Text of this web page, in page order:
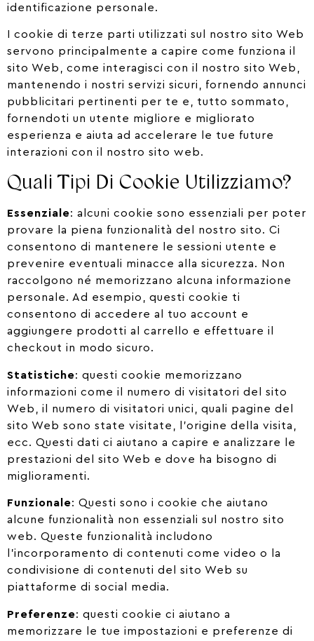
identificazione personale.
I cookie di terze parti utilizzati sul nostro sito Web
servono principalmente a capire come funziona il
sito Web, come interagisci con il nostro sito Web,
mantenendo i nostri servizi sicuri, fornendo annunci
pubblicitari pertinenti per te e, tutto sommato,
fornendoti un utente migliore e migliorato
esperienza e aiuta ad accelerare le tue future
interazioni con il nostro sito web.
Quali Tipi Di Cookie Utilizziamo?
Essenziale: alcuni cookie sono essenziali per poter
provare la piena funzionalità del nostro sito. Ci
consentono di mantenere le sessioni utente e
prevenire eventuali minacce alla sicurezza. Non
raccolgono né memorizzano alcuna informazione
personale. Ad esempio, questi cookie ti
consentono di accedere al tuo account e
aggiungere prodotti al carrello e effettuare il
checkout in modo sicuro.
Statistiche: questi cookie memorizzano
informazioni come il numero di visitatori del sito
Web, il numero di visitatori unici, quali pagine del
sito Web sono state visitate, l’origine della visita,
ecc. Questi dati ci aiutano a capire e analizzare le
prestazioni del sito Web e dove ha bisogno di
miglioramenti.
Funzionale: Questi sono i cookie che aiutano
alcune funzionalità non essenziali sul nostro sito
web. Queste funzionalità includono
l’incorporamento di contenuti come video o la
condivisione di contenuti del sito Web su
piattaforme di social media.
Preferenze: questi cookie ci aiutano a
memorizzare le tue impostazioni e preferenze di